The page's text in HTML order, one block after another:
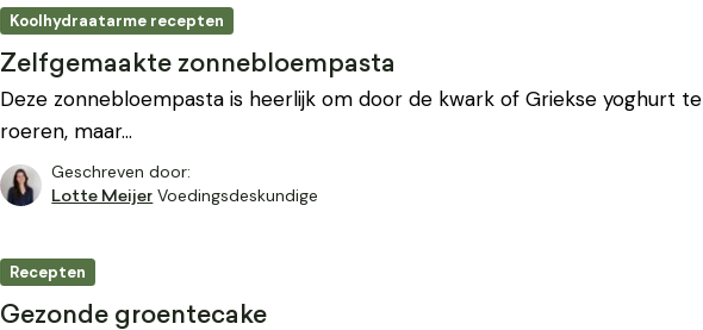
Koolhydraatarme recepten
Zelfgemaakte zonnebloempasta
Deze zonnebloempasta is heerlijk om door de kwark of Griekse yoghurt te
roeren, maar…
Geschreven door:
Lotte Meijer Voedingsdeskundige
Recepten
Gezonde groentecake